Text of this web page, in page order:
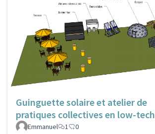
Guinguette solaire et atelier de
pratiques collectives en low-tech
Emmanuel
1 0